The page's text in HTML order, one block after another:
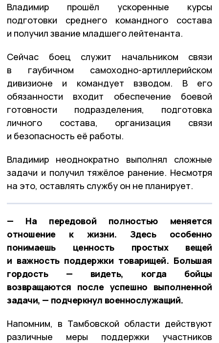
Владимир прошёл ускоренные курсы
подготовки среднего командного состава
и получил звание младшего лейтенанта.
Сейчас боец служит начальником связи
в гаубичном самоходно-артиллерийском
дивизионе и командует взводом. В его
обязанности входит обеспечение боевой
готовности подразделения, подготовка
личного состава, организация связи
и безопасность её работы.
Владимир неоднократно выполнял сложные
задачи и получил тяжёлое ранение. Несмотря
на это, оставлять службу он не планирует.
— На передовой полностью меняется
отношение к жизни. Здесь особенно
понимаешь ценность простых вещей
и важность поддержки товарищей. Большая
гордость — видеть, когда бойцы
возвращаются после успешно выполненной
задачи, — подчеркнул военнослужащий.
Напомним, в Тамбовской области действуют
различные меры поддержки участников